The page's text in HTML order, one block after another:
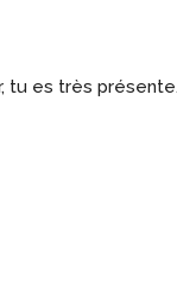
tu es très